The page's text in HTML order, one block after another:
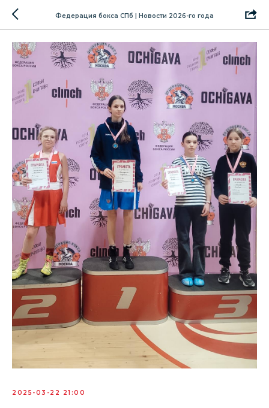
Федерация бокса СПб | Новости 2026-го года
2025-03-22 21:00